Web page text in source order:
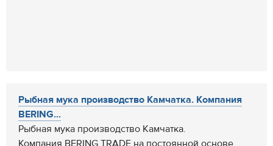
Рыбная мука производство Камчатка. Компания
BERING...
Рыбная мука производство Камчатка.
Компания BERING TRADE на постоянной основе